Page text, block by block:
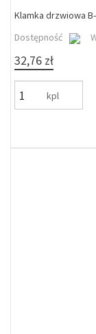
Klamka drzwiowa
Dostępność
32,76 zł
kpl